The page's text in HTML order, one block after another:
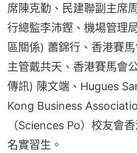
席陳克勤、民建聯副主席
行總監李沛鏗、機場管理
區關係) 蕭錦行、香港賽
主管戴共天、香港賽馬會
傳訊) 陳文端、Hugues
Kong Business
（Sciences Po）校友會
名實習生。